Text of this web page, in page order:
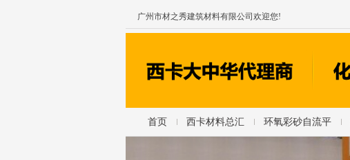
广州市材之秀建筑材料有限公司欢迎您!
首页 西卡材料总汇 环氧彩砂自流平